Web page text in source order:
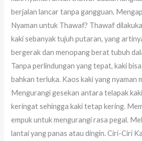
berjalan lancar tanpa gangguan.
Nyaman untuk Thawaf? Thawaf
kaki sebanyak tujuh putaran, yang
bergerak dan menopang berat tubuh
Tanpa perlindungan yang tepat, kaki
bahkan terluka. Kaos kaki yang nyaman
Mengurangi gesekan antara telapak
keringat sehingga kaki tetap kering.
empuk untuk mengurangi rasa pegal.
lantai yang panas atau dingin. Ciri-Ciri